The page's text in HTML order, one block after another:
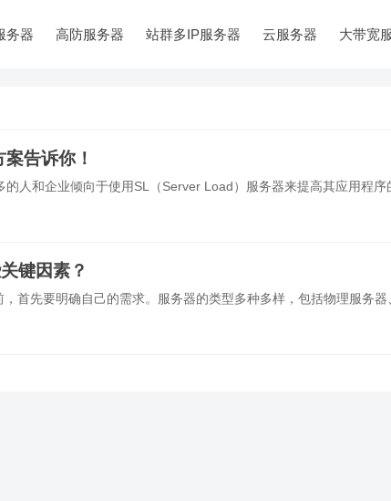
务器 高防服务器 站群多IP服务器 云服务器 大带宽
告诉你！
人和企业倾向于使用SL（Server Load）服务器来提高其应用程序
键因素？
首先要明确自己的需求。服务器的类型多种多样，包括物理服务器